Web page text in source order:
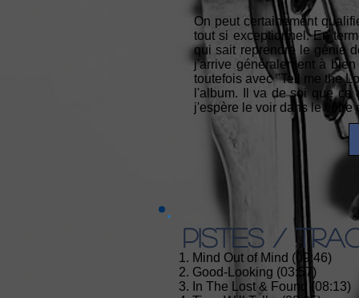
On peut certainement
tout si exceptionnel. En
qui sait reprendre le génie
j'arrive généralement à
toutefois avec "Tell me the
l'album. Il va de soi que ce
j'espère le voir dans le vôtre
PISTES /
1. Mind Out of Mind (09:46)
2. Good-Looking (03:57)
3. In The Lost & Found (08:13)